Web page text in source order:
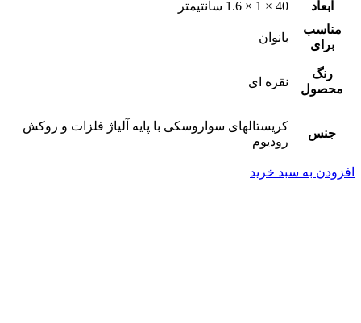
ابعاد
40 × 1 × 1.6 سانتیمتر
مناسب
برای
بانوان
رنگ
محصول
نقره ای
جنس
کریستالهای سواروسکی با پایه آلیاژ فلزات و روکش
رودیوم
افزودن به سبد خرید